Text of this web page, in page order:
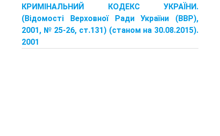
КРИМІНАЛЬНИЙ КОДЕКС УКРАЇНИ.
(Відомості Верховної Ради України (ВВР),
2001, № 25-26, ст.131) (станом на 30.08.2015).
2001